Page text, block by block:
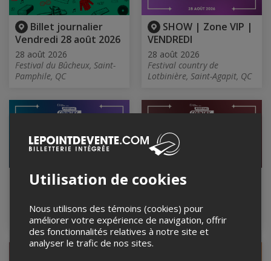
Billet journalier
Vendredi 28 août 2026
28 août 2026
Festival du Bûcheux, Saint-
Pamphile, QC
SHOW | Zone VIP |
VENDREDI
28 août 2026
Festival country de
Lotbinière, Saint-Agapit, QC
VBUS | Navette
28 août 2026
VBUS | Navette
VENDREDI
28 août 2026
Utilisation de cookies
Nous utilisons des témoins (cookies) pour
améliorer votre expérience de navigation, offrir
des fonctionnalités relatives à notre site et
analyser le trafic de nos sites.